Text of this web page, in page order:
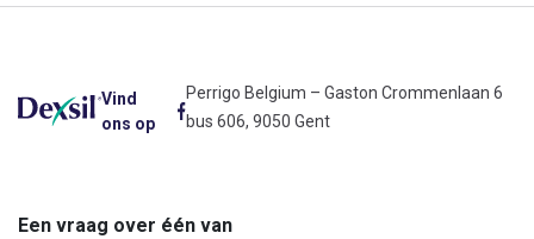
Vind
ons op
Perrigo Belgium – Gaston Crommenlaan 6
bus 606, 9050 Gent
Een vraag over één van